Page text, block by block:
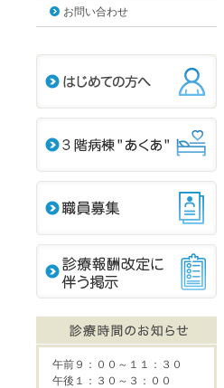
お問い合わせ
午前９：００～１１：３０
午後１：３０～３：００